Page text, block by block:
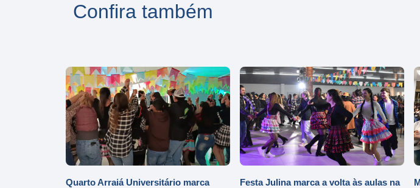
Confira também
Quarto Arraiá Universitário marca
Festa Julina marca a volta às aulas na